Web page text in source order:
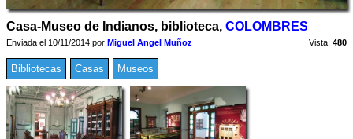
Casa-Museo de Indianos, biblioteca, COLOMBRES
Enviada el 10/11/2014 por Miguel Angel Muñoz Vista: 480
Bibliotecas Casas Museos